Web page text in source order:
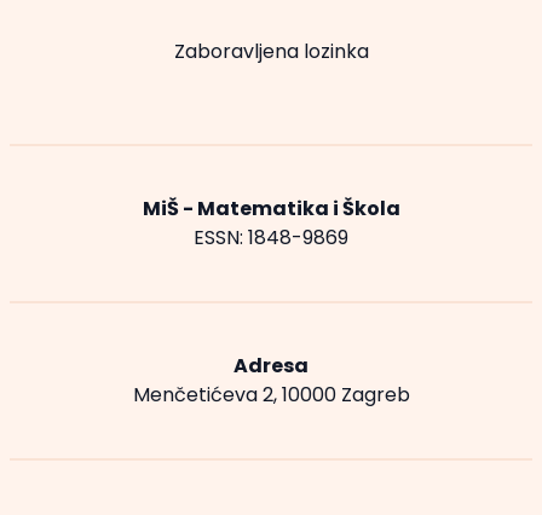
Zaboravljena lozinka
MiŠ - Matematika i Škola
ESSN: 1848-9869
Adresa
Menčetićeva 2, 10000 Zagreb